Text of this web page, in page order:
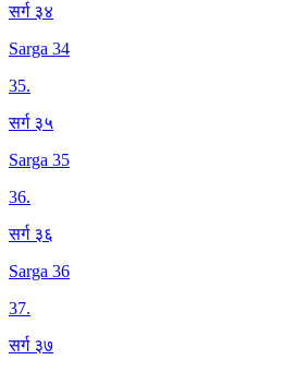
सर्ग ३४
Sarga 34
35.
सर्ग ३५
Sarga 35
36.
सर्ग ३६
Sarga 36
37.
सर्ग ३७